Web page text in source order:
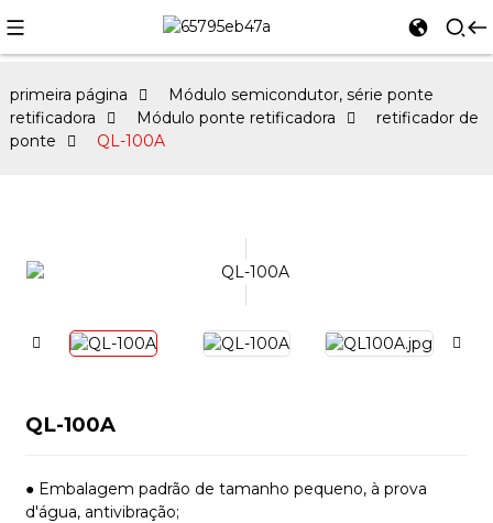
primeira página
Módulo semicondutor, série ponte
retificadora
Módulo ponte retificadora
retificador de
ponte
QL-100A
QL-100A
● Embalagem padrão de tamanho pequeno, à prova
d'água, antivibração;